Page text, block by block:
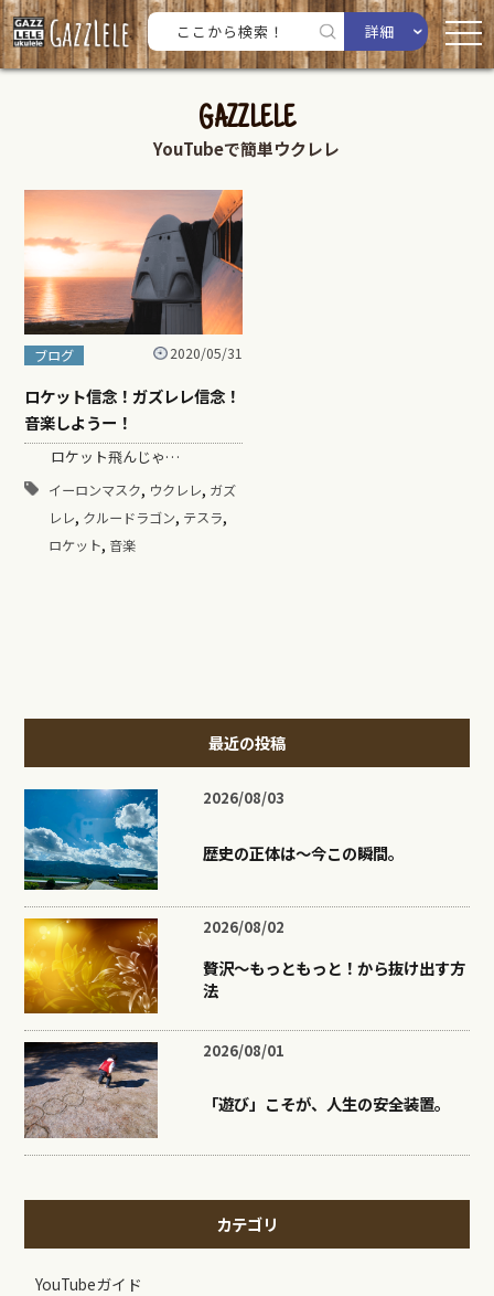
詳細
GAZZLELE
YouTubeで簡単ウクレレ
ブログ 2020/05/31
ロケット信念！ガズレレ信念！
音楽しようー！
ロケット飛んじゃ…
イーロンマスク, ウクレレ, ガズ
レレ, クルードラゴン, テスラ,
ロケット, 音楽
最近の投稿
2026/08/03
歴史の正体は〜今この瞬間。
2026/08/02
贅沢〜もっともっと！から抜け出す方
法
2026/08/01
「遊び」こそが、人生の安全装置。
カテゴリ
YouTubeガイド